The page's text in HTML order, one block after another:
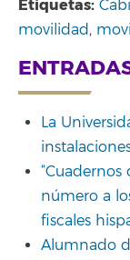
Etiquetas:
movilidad,
La
“Cuadernos
número a
fiscales
Alumnado